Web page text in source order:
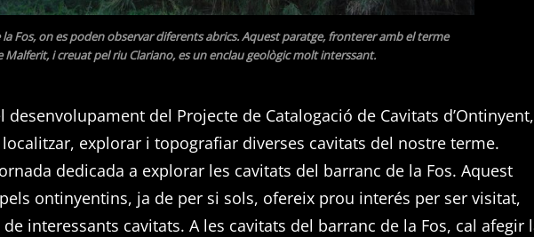
Fos, on es poden observar diferents abrics. Aquest paratge, fronterer amb el terme
Malferit, i creuat pel riu Clariano, es un enclau geològic molt interssant.
desenvolupament del Projecte de Catalogació de Cavitats d’Ontinyent,
explorar i topografiar diverses cavitats del nostre terme.
dedicada a explorar les cavitats del barranc de la Fos. Aquest
ontinyentins, ja de per si sols, ofereix prou interés per ser visitat,
interessants cavitats. A les cavitats del barranc de la Fos, cal afegir